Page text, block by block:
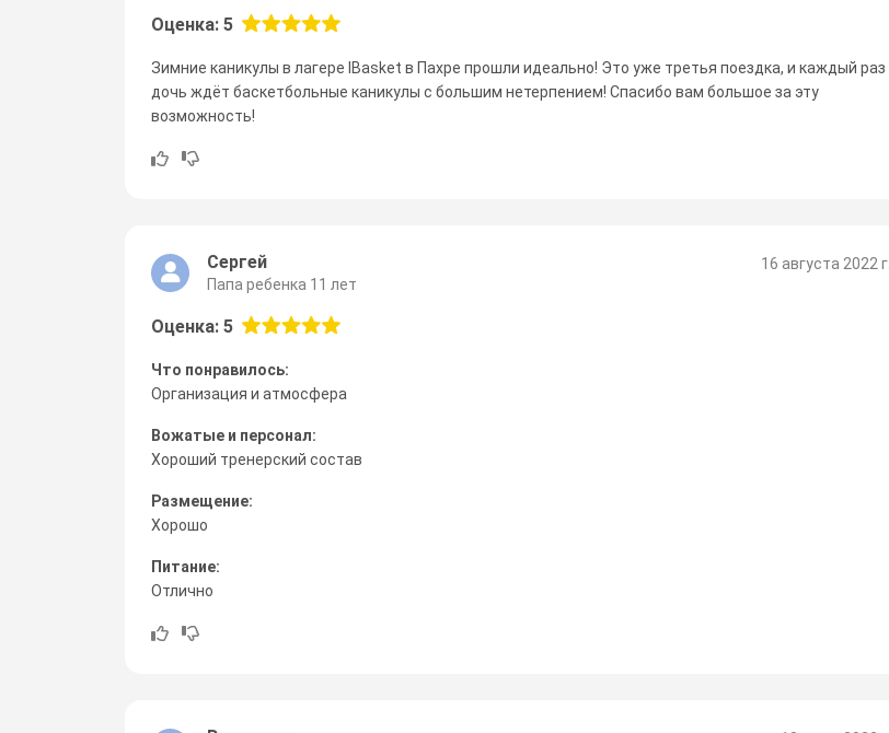
Оценка: 5
Зимние каникулы в лагере IBasket в Пахре прошли идеально! Это уже третья поездка, и каждый раз
дочь ждёт баскетбольные каникулы с большим нетерпением! Спасибо вам большое за эту
возможность!
16 августа 2022 г.
Сергей
Папа ребенка 11 лет
Оценка: 5
Что понравилось:
Организация и атмосфера
Вожатые и персонал:
Хороший тренерский состав
Размещение:
Хорошо
Питание:
Отлично